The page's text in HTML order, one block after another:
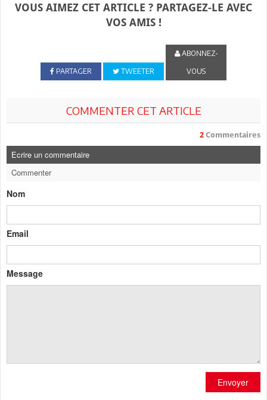
VOUS AIMEZ CET ARTICLE ? PARTAGEZ-LE AVEC
VOS AMIS !
PARTAGER TWEETER
ABONNEZ-
VOUS
COMMENTER CET ARTICLE
2 Commentaires
Ecrire un commentaire
Commenter
Nom
Email
Message
Envoyer